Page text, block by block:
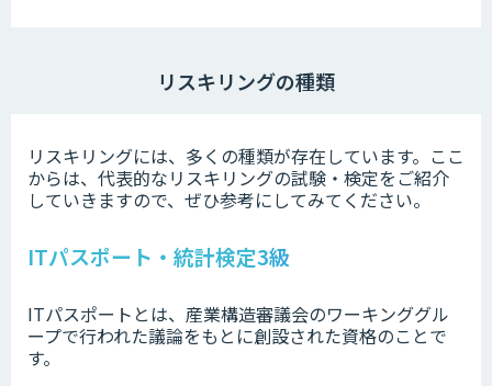
リスキリングの種類
リスキリングには、多くの種類が存在しています。ここ
からは、代表的なリスキリングの試験・検定をご紹介
していきますので、ぜひ参考にしてみてください。
ITパスポート・統計検定3級
ITパスポートとは、産業構造審議会のワーキンググル
ープで行われた議論をもとに創設された資格のことで
す。